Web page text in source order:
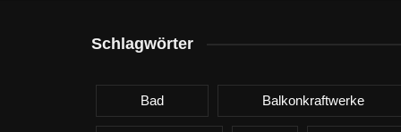
Schlagwörter
Bad Balkonkraftwerke